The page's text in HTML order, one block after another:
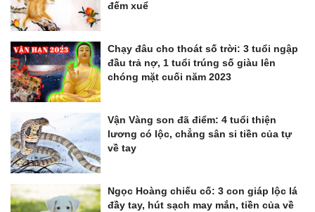
đếm xuể
Chạy đâu cho thoát số trời: 3 tuổi ngập
đầu trả nợ, 1 tuổi trúng số giàu lên
chóng mặt cuối năm 2023
Vận Vàng son đã điểm: 4 tuổi thiện
lương có lộc, chẳng sân si tiền của tự
về tay
Ngọc Hoàng chiếu cố: 3 con giáp lộc lá
đầy tay, hút sạch may mắn, tiền của về